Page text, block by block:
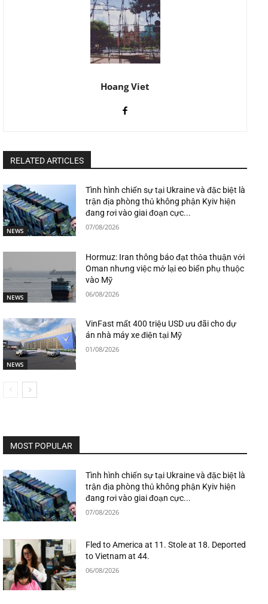
Hoang Viet
RELATED ARTICLES
NEWS
Tình hình chiến sự tại Ukraine và đặc biệt là
trận địa phòng thủ không phận Kyiv hiện
đang rơi vào giai đoạn cực...
07/08/2026
NEWS
Hormuz: Iran thông báo đạt thỏa thuận với
Oman nhưng việc mở lại eo biển phụ thuộc
vào Mỹ
06/08/2026
NEWS
VinFast mất 400 triệu USD ưu đãi cho dự
án nhà máy xe điện tại Mỹ
01/08/2026
MOST POPULAR
Tình hình chiến sự tại Ukraine và đặc biệt là
trận địa phòng thủ không phận Kyiv hiện
đang rơi vào giai đoạn cực...
07/08/2026
Fled to America at 11. Stole at 18. Deported
to Vietnam at 44.
06/08/2026